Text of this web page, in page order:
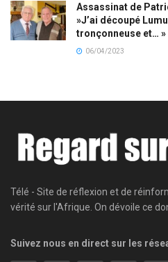
Assassinat de
»J’ai découpé
tronçonneuse et… »
06/04/2023
Télé - Site de réflexion et de
vérité sur l'Afrique. On dévoile ce
Suivez nous en direct sur les